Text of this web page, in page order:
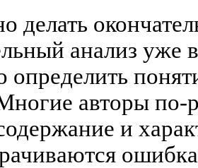
делать
анализ уже
определить
авторы по-
и